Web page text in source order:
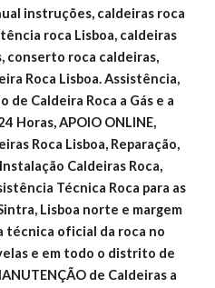
instruções, caldeiras roca
roca Lisboa, caldeiras
conserto roca caldeiras,
Roca Lisboa. Assistência,
de Caldeira Roca a Gás e a
Horas, APOIO ONLINE,
Roca Lisboa, Reparação,
Caldeiras Roca,
Técnica Roca para as
Lisboa norte e margem
técnica oficial da roca no
e em todo o distrito de
de Caldeiras a